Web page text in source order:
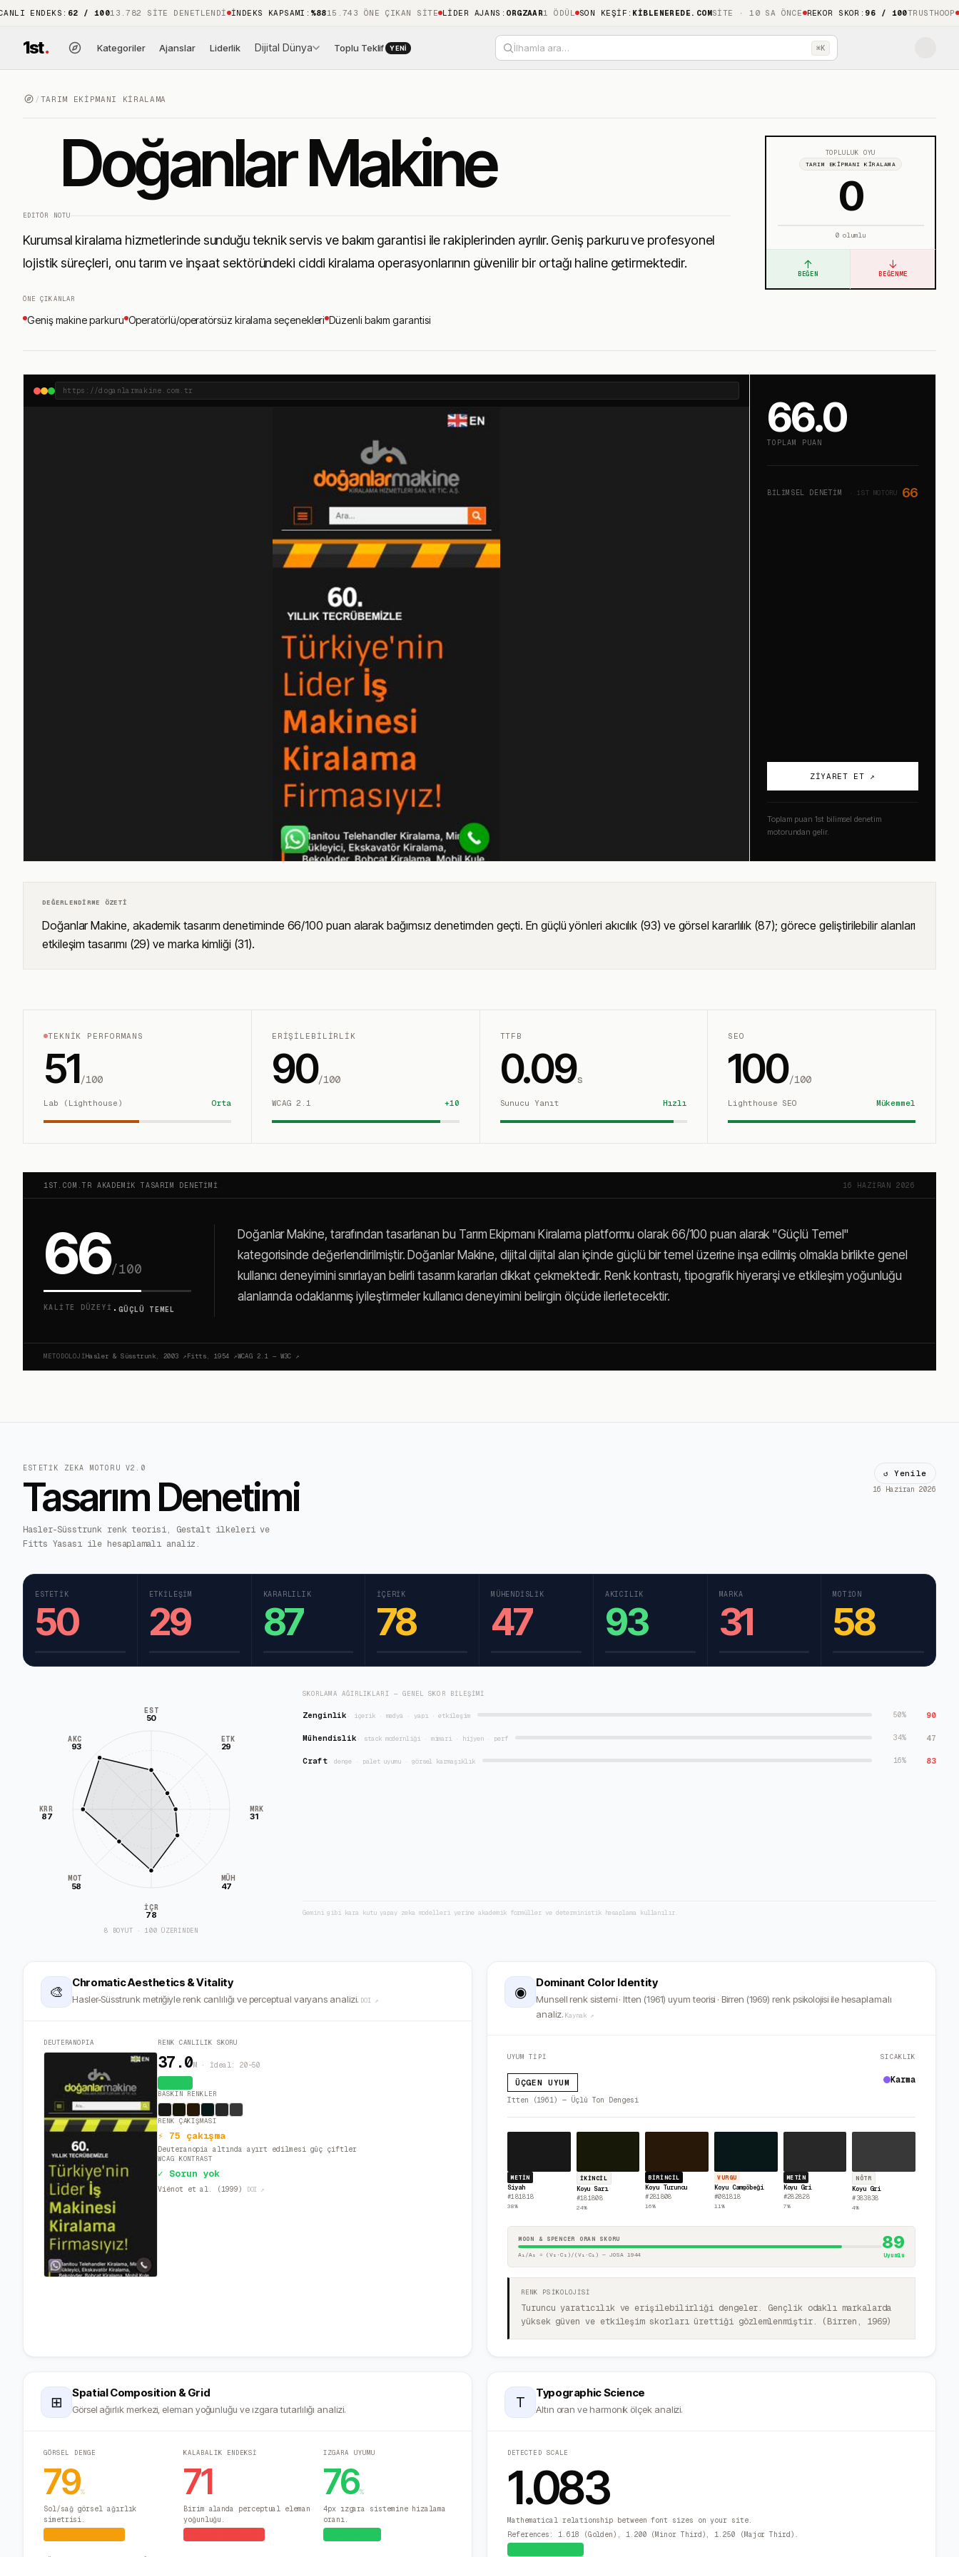
:62 / 10013.782 SITE DENETLENDI İNDEKS KAPSAMI:%8815.743 ÖNE ÇIKAN SITE LIDER AJANS:ORGZAAR1 ÖDÜL SON KEŞIF:KIBLENEREDE.COMSITE · 10 SA ÖNCE REKOR SKOR :96 / 100TRUSTHOOP
1st. Kategoriler Ajanslar Liderlik Dijital Dünya Toplu Teklif YENI İlhamla ara… ⌘K
/ TARIM EKIPMANI KIRALAMA
Doğanlar Makine
EDITÖR NOTU
Kurumsal kiralama hizmetlerinde sunduğu teknik servis ve bakım garantisi ile rakiplerinden ayrılır. Geniş parkuru ve profesyonel
lojistik süreçleri, onu tarım ve inşaat sektöründeki ciddi kiralama operasyonlarının güvenilir bir ortağı haline getirmektedir.
TOPLULUK OYU
TARIM EKIPMANI KIRALAMA
0
0olumlu
↑
BEĞEN
↓
BEĞENME
ÖNE ÇIKANLAR
Geniş makine parkuru Operatörlü/operatörsüz kiralama seçenekleri Düzenli bakım garantisi
https://doganlarmakine.com.tr
66.0
TOPLAM PUAN
BILIMSEL DENETIM · 1ST MOTORU 66
ZIYARET ET ↗
Toplam puan 1st bilimsel denetim
motorundan gelir.
DEĞERLENDIRME ÖZETI
Doğanlar Makine, akademik tasarım denetiminde 66/100 puan alarak bağımsız denetimden geçti. En güçlü yönleri akıcılık (93) ve görsel kararlılık (87); görece geliştirilebilir alanları
etkileşim tasarımı (29) ve marka kimliği (31).
TEKNIK PERFORMANS
51/100
Lab (Lighthouse) Orta
ERIŞILEBILIRLIK
90/100
WCAG 2.1 +10
TTFB
0.09s
Sunucu Yanıt Hızlı
SEO
100/100
Lighthouse SEO Mükemmel
1ST.COM.TR AKADEMIK TASARIM DENETIMI 16 HAZIRAN 2026
66/100
KALITE DÜZEYI ·GÜÇLÜ TEMEL
Doğanlar Makine, tarafından tasarlanan bu Tarım Ekipmanı Kiralama platformu olarak 66/100 puan alarak "Güçlü Temel"
kategorisinde değerlendirilmiştir. Doğanlar Makine, dijital dijital alan içinde güçlü bir temel üzerine inşa edilmiş olmakla birlikte genel
kullanıcı deneyimini sınırlayan belirli tasarım kararları dikkat çekmektedir. Renk kontrastı, tipografik hiyerarşi ve etkileşim yoğunluğu
alanlarında odaklanmış iyileştirmeler kullanıcı deneyimini belirgin ölçüde ilerletecektir.
METODOLOJIHasler & Süsstrunk, 2003 ↗Fitts, 1954 ↗WCAG 2.1 — W3C ↗
ESTETIK ZEKA MOTORU V2.0
Tasarım Denetimi
Hasler-Süsstrunk renk teorisi, Gestalt ilkeleri ve
Fitts Yasası ile hesaplamalı analiz.
↺ Yenile
16 Haziran 2026
ESTETIK
50
ETKILEŞIM
29
KARARLILIK
87
İÇERIK
78
MÜHENDISLIK
47
AKICILIK
93
MARKA
31
MOTION
58
EST
50
ETK
29
MRK
31
MÜH
47
İÇR
78
MOT
58
KRR
87
AKC
93
8 BOYUT · 100 ÜZERİNDEN
SKORLAMA AĞIRLIKLARI — GENEL SKOR BILEŞIMI
Zenginlik · içerik · medya · yapı · etkileşim 50% 90
Mühendislik · stack modernliği · mimari · hijyen · perf 34% 47
Craft·denge · palet uyumu · görsel karmaşıklık 16% 83
Gemini gibi kara kutu yapay zeka modelleri yerine akademik formüller ve deterministik hesaplama kullanılır.
🎨
Chromatic Aesthetics & Vitality
Hasler-Süsstrunk metriğiyle renk canlılığı ve perceptual varyans analizi. DOI ↗
DEUTERANOPIA RENK CANLILIK SKORU
37.0M · İdeal: 20–50
BASKIN RENKLER
RENK ÇAKIŞMASI
⚡ 75 çakışma
Deuteranopia altında ayırt edilmesi güç çiftler
WCAG KONTRAST
✓ Sorun yok
Viénot et al. (1999) DOI ↗
◉
Dominant Color Identity
Munsell renk sistemi · Itten (1961) uyum teorisi · Birren (1969) renk psikolojisi ile hesaplamalı
analiz. Kaynak ↗
UYUM TİPİ
ÜÇGEN UYUM
Itten (1961) — Üçlü Ton Dengesi
SICAKLIK
Karma
METIN
Siyah
#181818
38%
İKINCIL
Koyu Sarı
#181808
24%
BIRINCIL
Koyu Turuncu
#281808
16%
VURGU
Koyu Camgöbeği
#081818
11 %
METIN
Koyu Gri
#282828
7%
NÖTR
Koyu Gri
#383838
4%
MOON & SPENCER ORAN SKORU
A₁/A₂ = (V₂·C₂)/(V₁·C₁) — JOSA 1944
89
Uyumlu
RENK PSİKOLOJİSİ
Turuncu yaratıcılık ve erişilebilirliği dengeler. Gençlik odaklı markalarda
yüksek güven ve etkileşim skorları ürettiği gözlemlenmiştir. (Birren, 1969)
⊞
Spatial Composition & Grid
Görsel ağırlık merkezi, eleman yoğunluğu ve ızgara tutarlılığı analizi.
GÖRSEL DENGE
79%
Sol/sağ görsel ağırlık
simetrisi.
KALABALIK ENDEKSİ
71
Birim alanda perceptual eleman
yoğunluğu.
IZGARA UYUMU
76%
4px ızgara sistemine hizalama
oranı.
T
Typographic Science
Altın oran ve harmonik ölçek analizi.
DETECTED SCALE
1.083
Mathematical relationship between font sizes on your site.
References: 1.618 (Golden), 1.200 (Minor Third), 1.250 (Major Third).